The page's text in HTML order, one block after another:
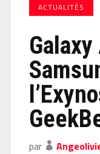
ACTUALITÉS
par